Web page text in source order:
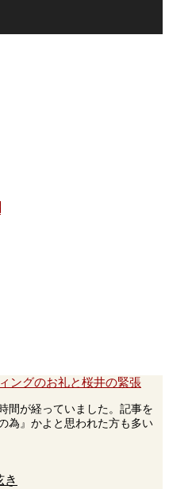
ングのお礼と桜井の緊張
間が経っていました。記事を
為』かよと思われた方も多い
き